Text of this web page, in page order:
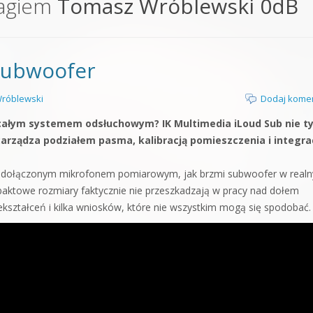
od podstaw
5 Kompendium
Tomasz Wróblewski 0dB
Dodaj
systemem odsłuchowym? IK Multimedia iLoud Sub nie
podziałem pasma, kalibracją pomieszczenia i
mikrofonem pomiarowym, jak brzmi subwoofer w
rozmiary faktycznie nie przeszkadzają w pracy nad dołem
i kilka wniosków, które nie wszystkim mogą się spodobać.